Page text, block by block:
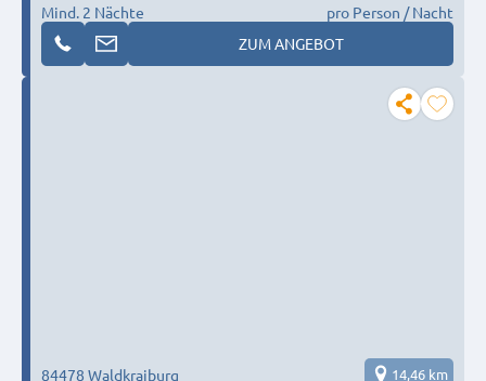
Mind. 2 Nächte
pro Person / Nacht
ZUM ANGEBOT
84478 Waldkraiburg 14,46 km